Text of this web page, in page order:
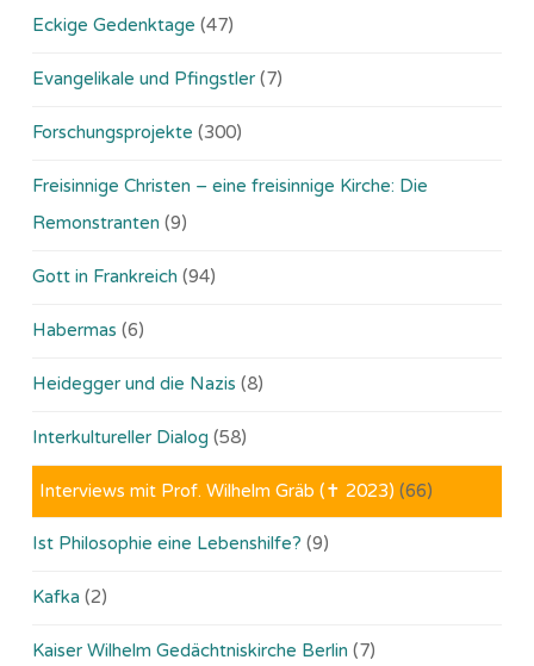
Eckige Gedenktage (47)
Evangelikale und Pfingstler (7)
Forschungsprojekte (300)
Freisinnige Christen – eine freisinnige Kirche: Die
Remonstranten (9)
Gott in Frankreich (94)
Habermas (6)
Heidegger und die Nazis (8)
Interkultureller Dialog (58)
Interviews mit Prof. Wilhelm Gräb (✝ 2023) (66)
Ist Philosophie eine Lebenshilfe? (9)
Kafka (2)
Kaiser Wilhelm Gedächtniskirche Berlin (7)